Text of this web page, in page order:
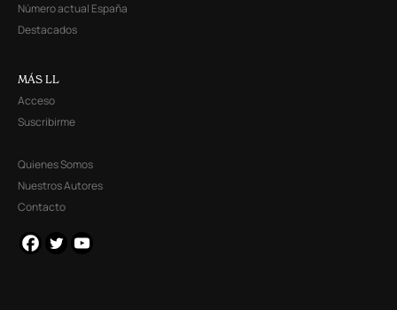
Número actual España
Destacados
MÁS LL
Acceso
Suscribirme
Quienes Somos
Nuestros Autores
Contacto